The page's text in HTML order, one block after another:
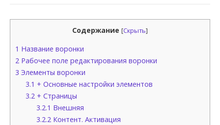
Содержание [Скрыть]
1 Название воронки
2 Рабочее поле редактирования воронки
3 Элементы воронки
3.1 + Основные настройки элементов
3.2 + Страницы
3.2.1 Внешняя
3.2.2Контент. Активация